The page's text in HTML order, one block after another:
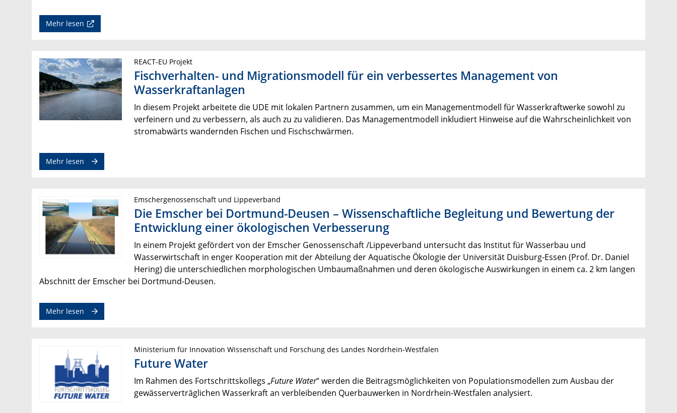
Mehr lesen
REACT-EU Projekt
Fischverhalten- und Migrationsmodell für ein verbessertes Management von
Wasserkraftanlagen
In diesem Projekt arbeitete die UDE mit lokalen Partnern zusammen, um ein Managementmodell für Wasserkraftwerke sowohl zu
verfeinern und zu verbessern, als auch zu zu validieren. Das Managementmodell inkludiert Hinweise auf die Wahrscheinlichkeit von
stromabwärts wandernden Fischen und Fischschwärmen.
Mehr lesen
Emschergenossenschaft und Lippeverband
Die Emscher bei Dortmund-Deusen – Wissenschaftliche Begleitung und Bewertung der
Entwicklung einer ökologischen Verbesserung
In einem Projekt gefördert von der Emscher Genossenschaft /Lippeverband untersucht das Institut für Wasserbau und
Wasserwirtschaft in enger Kooperation mit der Abteilung der Aquatische Ökologie der Universität Duisburg-Essen (Prof. Dr. Daniel
Hering) die unterschiedlichen morphologischen Umbaumaßnahmen und deren ökologische Auswirkungen in einem ca. 2 km langen
Abschnitt der Emscher bei Dortmund-Deusen.
Mehr lesen
Ministerium für Innovation Wissenschaft und Forschung des Landes Nordrhein-Westfalen
Future Water
Im Rahmen des Fortschrittskollegs „Future Water“ werden die Beitragsmöglichkeiten von Populationsmodellen zum Ausbau der
gewässerverträglichen Wasserkraft an verbleibenden Querbauwerken in Nordrhein-Westfalen analysiert.